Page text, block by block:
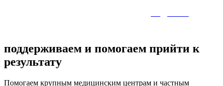
поддерживаем и помогаем прийти к
результату
Помогаем крупным медицинским центрам и частным